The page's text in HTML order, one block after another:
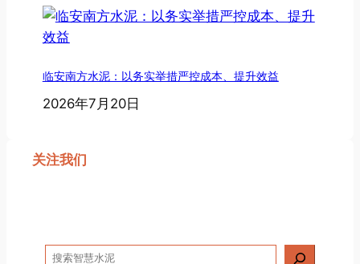
临安南方水泥：以务实举措严控成本、提升效益
2026年7月20日
关注我们
搜